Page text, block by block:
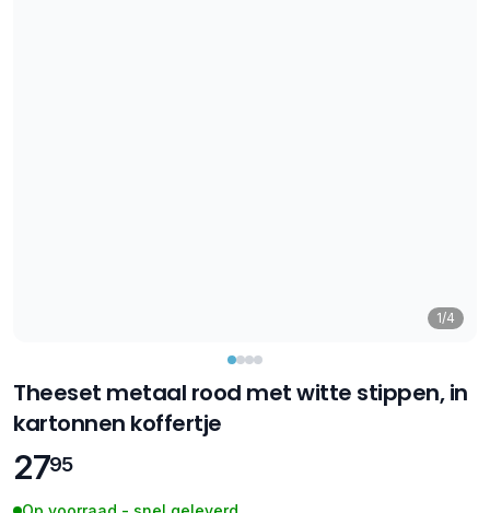
1/4
Theeset metaal rood met witte stippen, in
kartonnen koffertje
2795